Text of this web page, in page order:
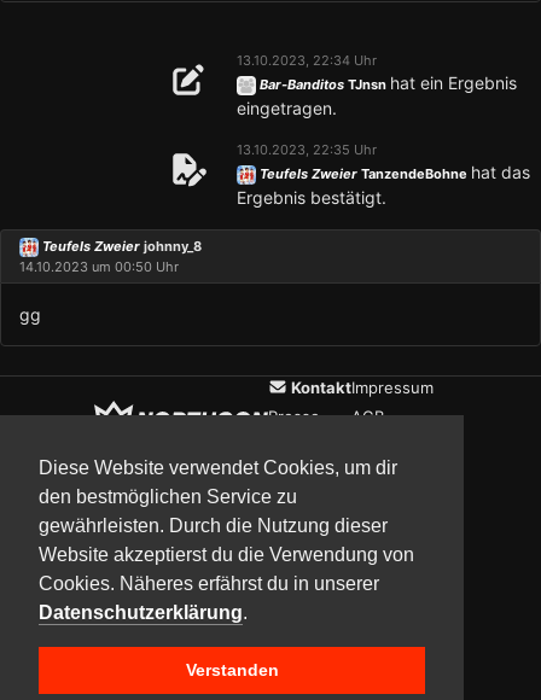
Diese Website verwendet Cookies, um dir
den bestmöglichen Service zu
gewährleisten. Durch die Nutzung dieser
Website akzeptierst du die Verwendung von
Cookies. Näheres erfährst du in unserer
Datenschutzerklärung.
Verstanden
13.10.2023, 22:34 Uhr
Bar-Banditos TJnsn hat ein Ergebnis
eingetragen.
13.10.2023, 22:35 Uhr
Teufels Zweier TanzendeBohne hat das
Ergebnis bestätigt.
Teufels Zweier johnny_8
14.10.2023 um 00:50 Uhr
gg
Kontakt
Presse
Impressum
AGB
UpdatesCommunityMedia